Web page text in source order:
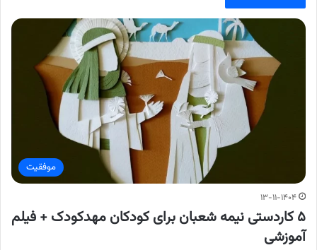
موفقیت
۱۳-۱۱-۱۴۰۴
۵ کاردستی نیمه شعبان برای کودکان مهدکودک + فیلم
آموزشی